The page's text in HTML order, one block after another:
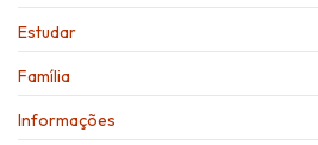
Estudar
Família
Informações